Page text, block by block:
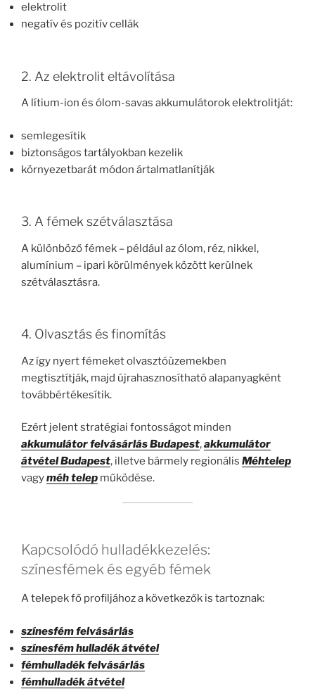
elektrolit
negatív és pozitív cellák
2. Az elektrolit eltávolítása
A lítium-ion és ólom-savas akkumulátorok elektrolitját:
semlegesítik
biztonságos tartályokban kezelik
környezetbarát módon ártalmatlanítják
3. A fémek szétválasztása
A különböző fémek – például az ólom, réz, nikkel,
alumínium – ipari körülmények között kerülnek
szétválasztásra.
4. Olvasztás és finomítás
Az így nyert fémeket olvasztóüzemekben
megtisztítják, majd újrahasznosítható alapanyagként
továbbértékesítik.
Ezért jelent stratégiai fontosságot minden
akkumulátor felvásárlás Budapest,akkumulátor
átvétel Budapest, illetve bármely regionális Méhtelep
vagyméh telep működése.
Kapcsolódó hulladékkezelés:
színesfémek és egyéb fémek
A telepek fő profiljához a következők is tartoznak:
színesfém felvásárlás
színesfém hulladék átvétel
fémhulladék felvásárlás
fémhulladék átvétel